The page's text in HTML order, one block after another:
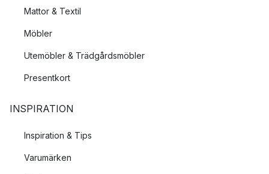
Mattor & Textil
Möbler
Utemöbler & Trädgårdsmöbler
Presentkort
INSPIRATION
Inspiration & Tips
Varumärken